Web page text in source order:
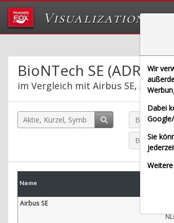
Visualizations
BioNTech SE (ADRs)
im Vergleich mit Airbus SE, Allianz
BioNTech
Name
Airbus SE
Wir
Dabei
Sie